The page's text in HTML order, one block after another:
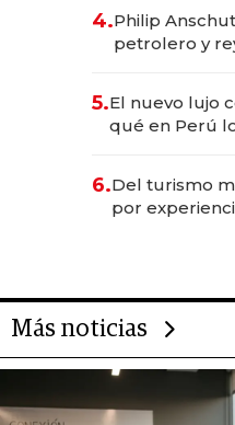
4.Philip
petrolero y
Fénix
5.El nuevo lujo
qué en Perú
6.Del turismo
por
Más noticias